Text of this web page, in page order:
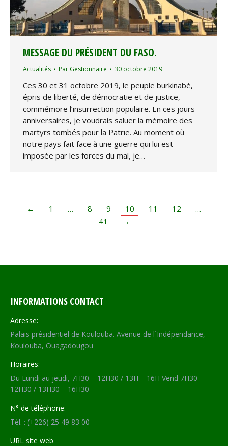
MESSAGE DU PRÉSIDENT DU FASO.
Actualités Par Gestionnaire 30 octobre 2019
Ces 30 et 31 octobre 2019, le peuple burkinabè,
épris de liberté, de démocratie et de justice,
commémore l’insurrection populaire. En ces jours
anniversaires, je voudrais saluer la mémoire des
martyrs tombés pour la Patrie. Au moment où
notre pays fait face à une guerre qui lui est
imposée par les forces du mal, je…
← 1 … 8 9 10 11 12
…
41
→
INFORMATIONS CONTACT
Adresse:
Palais présidentiel de Koulouba. Avenue de l´Indépendance,
Koulouba, Ouagadougou
Horaires:
Du Lundi au jeudi, 7H30 – 12H30 / 13H – 16H Vend 7H30 –
12H30 / 13H30 – 16H30
N° de téléphone:
Tél. : (+226) 25 49 83 00
URL site web